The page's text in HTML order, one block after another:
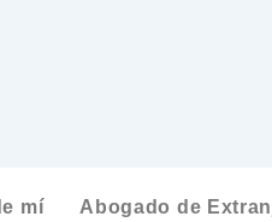
mí Abogado de